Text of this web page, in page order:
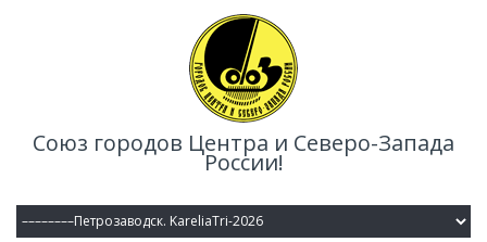
Союз городов Центра и Северо-Запада
России!